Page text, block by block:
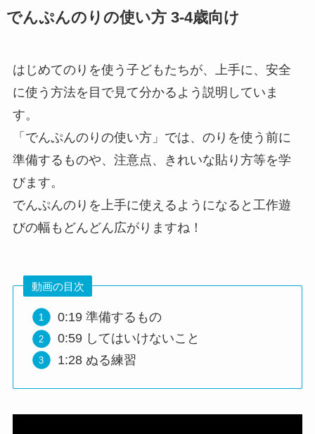
でんぷんのりの使い方 3-4歳向け
はじめてのりを使う子どもたちが、上手に、安全
に使う方法を目で見て分かるよう説明していま
す。
「でんぷんのりの使い方」では、のりを使う前に
準備するものや、注意点、きれいな貼り方等を学
びます。
でんぷんのりを上手に使えるようになると工作遊
びの幅もどんどん広がりますね！
動画の目次
0:19​ 準備するもの
0:59​ してはいけないこと
1:28​ ぬる練習